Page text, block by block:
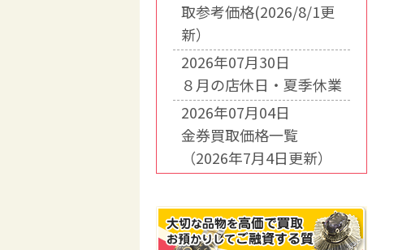
取参考価格(2026/8/1更
新）
2026年07月30日
８月の店休日・夏季休業
2026年07月04日
金券買取価格一覧
（2026年7月4日更新）